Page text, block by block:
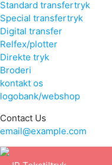
Standard transfertryk
Special transfertryk
Digital transfer
Relfex/plotter
Direkte tryk
Broderi
kontakt os
logobank/webshop
Contact Us
email@example.com